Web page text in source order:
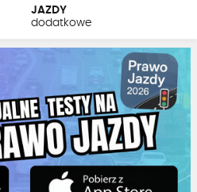
JAZDY
dodatkowe